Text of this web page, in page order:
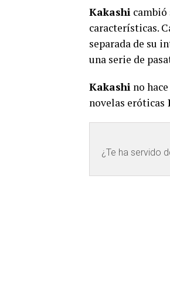
Kakashi
características.
separada de su
una serie de
Kakashi no
novelas eróticas
¿Te ha servido